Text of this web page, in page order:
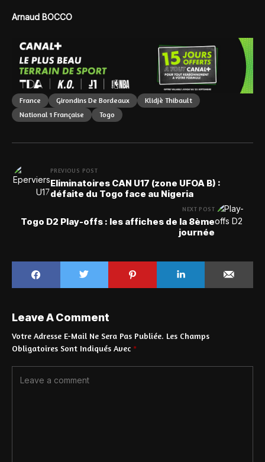
Arnaud BOCCO
France Girondins De Bordeaux
Klidjè Thibault
National 1 Française
Togo
PREVIOUS POST
Eliminatoires CAN U17 (zone UFOA B) :
défaite du Togo face au Nigeria
NEXT POST
Togo D2 Play-offs : les affiches de la 8ème
journée
Leave A Comment
Votre Adresse E-Mail Ne Sera Pas Publiée. Les Champs
Obligatoires Sont Indiqués Avec *